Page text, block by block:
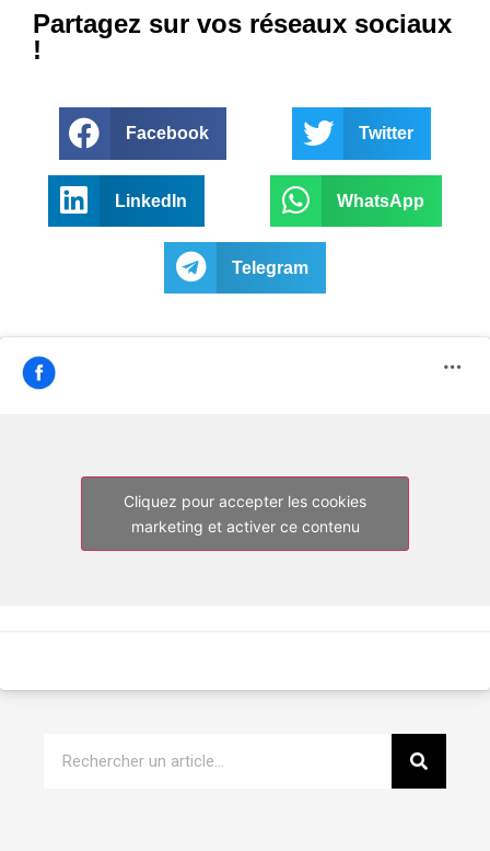
Partagez sur vos réseaux sociaux
!
Facebook Twitter
LinkedIn WhatsApp
Telegram
Cliquez pour accepter les cookies
marketing et activer ce contenu